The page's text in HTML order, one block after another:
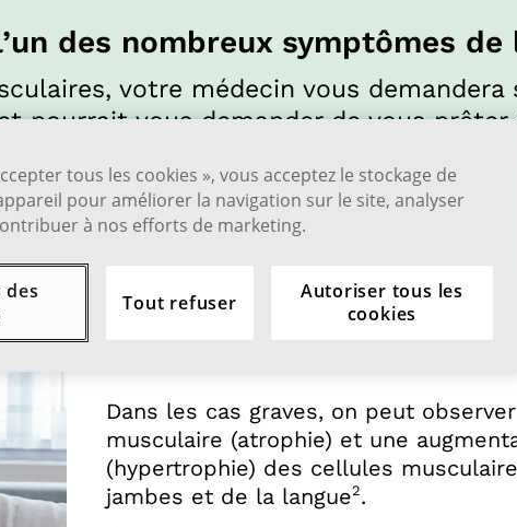
des nombreux symptômes de
votre médecin vous demandera
pourrait vous demander de vous prêter
TSH, de T3 et de T4 afin d’évaluer le
intenses, les douleurs musculaires
traitées au moyen de médicaments.
Dans les cas graves, on peut
musculaire (atrophie) et une
(hypertrophie) des cellules
jambes et de la langue2.
tous les cookies », vous acceptez le stockage de
pour améliorer la navigation sur le site, analyser
à nos efforts de marketing.
des
Tout refuser
Autoriser tous les
cookies